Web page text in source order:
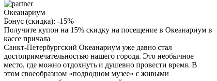
Океанариум
Бонус (скидка): -15%
Получите купон на 15% скидку на посещение в Океанариум в
кассе причала
Санкт-Петербургский Океанариум уже давно стал
достопримечательностью нашего города. Это необычное
место, где можно отдохнуть и душевно провести время. В
этом своеобразном «подводном музее» с живыми